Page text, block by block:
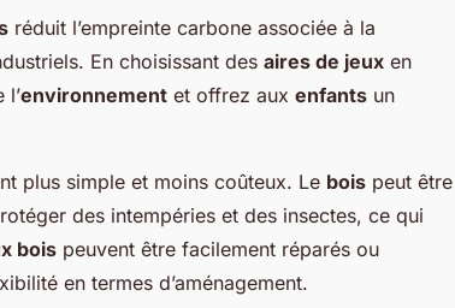
réduit l’empreinte carbone associée à la
En choisissant des aires de jeux en
l’environnement et offrez aux enfants un
plus simple et moins coûteux. Le bois peut être
des intempéries et des insectes, ce qui
bois peuvent être facilement réparés ou
en termes d’aménagement.